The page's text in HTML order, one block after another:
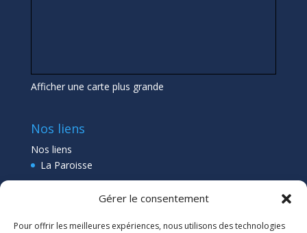
Gérer le consentement
Pour offrir les meilleures expériences, nous utilisons des technologies
Afficher une carte plus grande
Nos liens
Nos liens
La Paroisse
Ecole Pléneuf Val André–Erquy – Planguenoual
Lien admin